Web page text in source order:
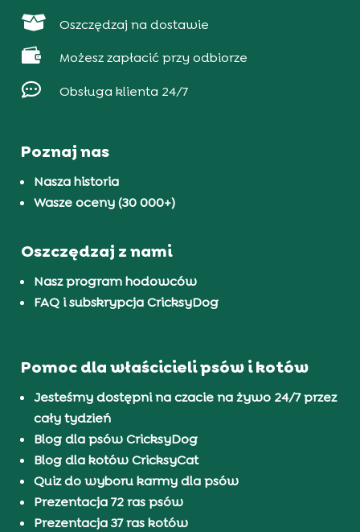
 Oszczędzaj na dostawie
 Możesz zapłacić przy odbiorze
 Obsługa klienta 24/7
Poznaj nas
Nasza historia
Wasze oceny (30 000+)
Oszczędzaj z nami
Nasz program hodowców
FAQ i subskrypcja CricksyDog
Pomoc dla właścicieli psów i kotów
Jesteśmy dostępni na czacie na żywo 24/7 przez
cały tydzień
Blog dla psów CricksyDog
Blog dla kotów CricksyCat
Quiz do wyboru karmy dla psów
Prezentacja 72 ras psów
Prezentacja 37 ras kotów